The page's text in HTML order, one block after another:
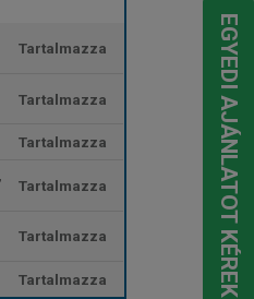
Tartalmazza
Tartalmazza
Tartalmazza
Tartalmazza
Tartalmazza
Tartalmazza EGYEDI AJÁNLATOT KÉREK